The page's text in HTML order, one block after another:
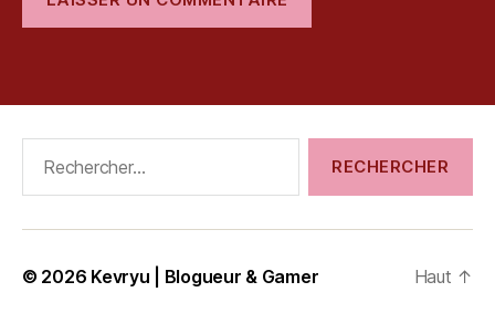
© 2026 Kevryu | Blogueur & Gamer Haut ↑